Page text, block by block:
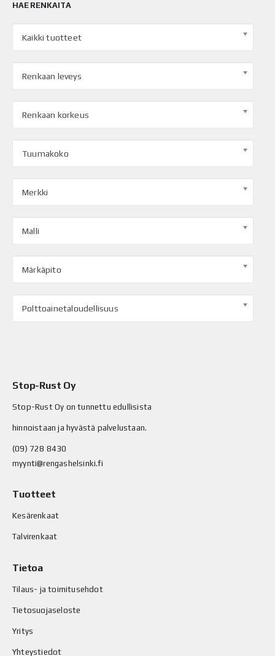
HAE RENKAITA
Kaikki tuotteet
Renkaan leveys
Renkaan korkeus
Tuumakoko
Merkki
Malli
Märkäpito
Polttoainetaloudellisuus
Stop-Rust Oy
Stop-Rust Oy on tunnettu edullisista
hinnoistaan ja hyvästä palvelustaan.
(09) 728 8430
myynti@rengashelsinki.fi
Tuotteet
Kesärenkaat
Talvirenkaat
Tietoa
Tilaus- ja toimitusehdot
Tietosuojaseloste
Yritys
Yhteystiedot